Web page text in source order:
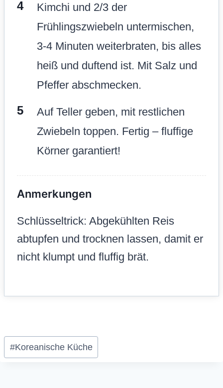
Kimchi und 2/3 der
Frühlingszwiebeln untermischen,
3-4 Minuten weiterbraten, bis alles
heiß und duftend ist. Mit Salz und
Pfeffer abschmecken.
Auf Teller geben, mit restlichen
Zwiebeln toppen. Fertig – fluffige
Körner garantiert!
Anmerkungen
Schlüsseltrick: Abgekühlten Reis
abtupfen und trocknen lassen, damit er
nicht klumpt und fluffig brät.
Schlagworte:
#Koreanische Küche